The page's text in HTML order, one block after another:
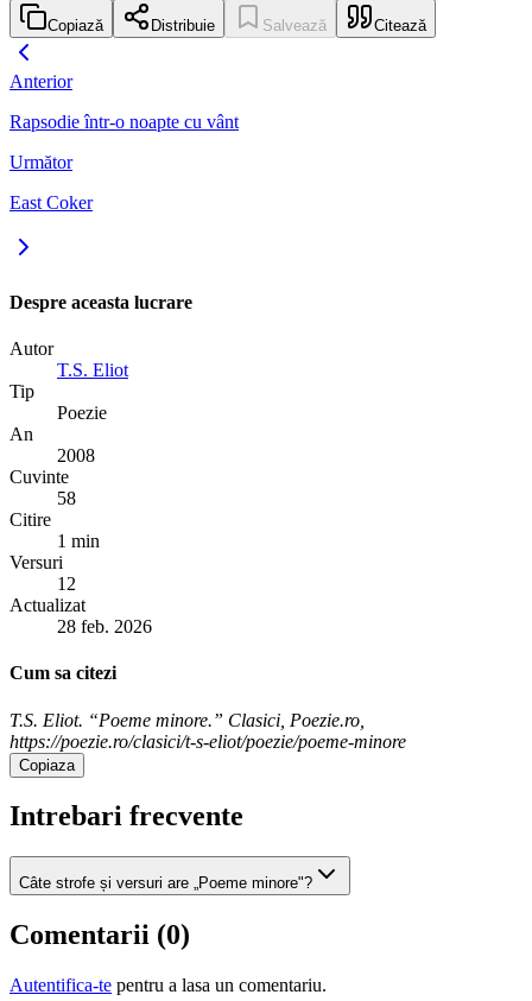
Copiază Distribuie Salvează Citează
Anterior
Rapsodie într-o noapte cu vânt
Următor
East Coker
Despre aceasta lucrare
Autor
T.S. Eliot
Tip
Poezie
An
2008
Cuvinte
58
Citire
1 min
Versuri
12
Actualizat
28 feb. 2026
Cum sa citezi
T.S. Eliot. “Poeme minore.” Clasici, Poezie.ro,
https://poezie.ro/clasici/t-s-eliot/poezie/poeme-minore
Copiaza
Intrebari frecvente
Câte strofe și versuri are „Poeme minore"?
Comentarii (0)
Autentifica-te pentru a lasa un comentariu.